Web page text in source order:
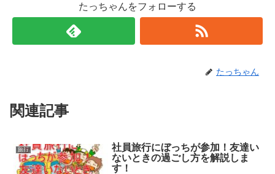
たっちゃんをフォローする
たっちゃん
関連記事
旅行
社員旅行にぼっちが参加！友達い
ないときの過ごし方を解説しま
す！